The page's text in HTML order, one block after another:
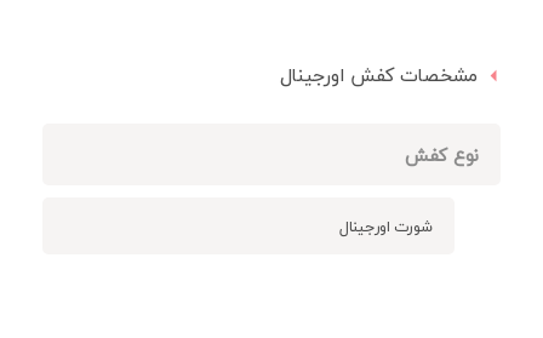
مشخصات کفش اورجینال
نوع کفش
شورت اورجینال